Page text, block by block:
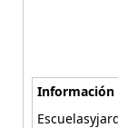
Información